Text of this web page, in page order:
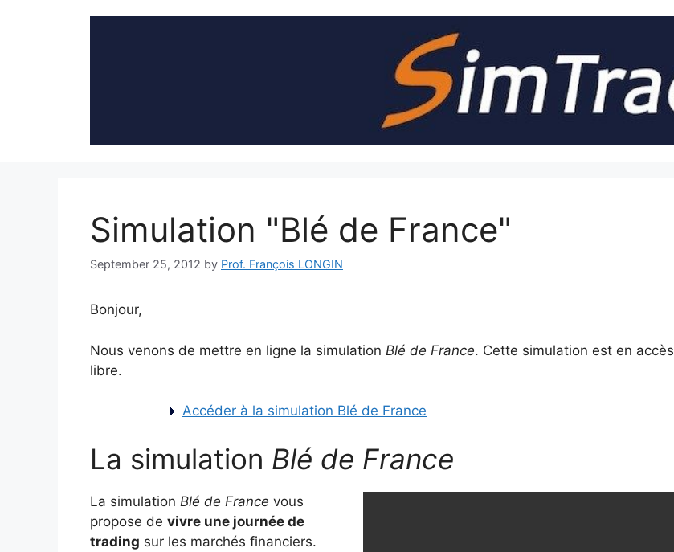
Simulation "Blé de France"
September 25, 2012 by Prof. François LONGIN
Bonjour,
Nous venons de mettre en ligne la simulation Blé de France. Cette simulation est en accès
libre.
Accéder à la simulation Blé de France
La simulation Blé de France
La simulation Blé de France vous
propose de vivre une journée de
trading sur les marchés financiers.